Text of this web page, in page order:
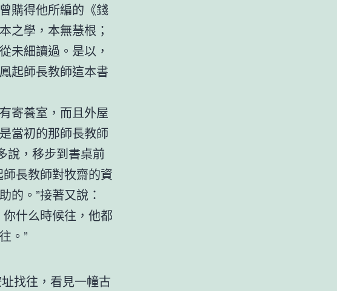
購得他所編的《錢
之學，本無慧根；
未細讀過。是以，
起師長教師這本書
寄養室，而且外屋
當初的那師長教師
說，移步到書桌前
長教師對牧齋的資
的。”接著又說：
什么時候往，他都
。”
找往，看見一幢古